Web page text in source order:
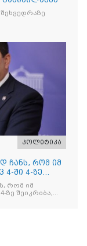
პოლიტიკა
ჩანს, რომ იმ
4-ში 4-ზე
რომ იმ
ზე შეიკრიბა,